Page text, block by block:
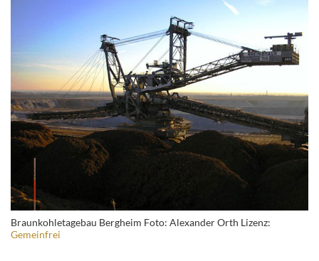
Braunkohletagebau Bergheim Foto: Alexander Orth Lizenz:
Gemeinfrei